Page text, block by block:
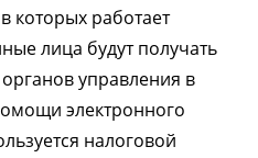
которых работает
лица будут получать
управления в
электронного
налоговой